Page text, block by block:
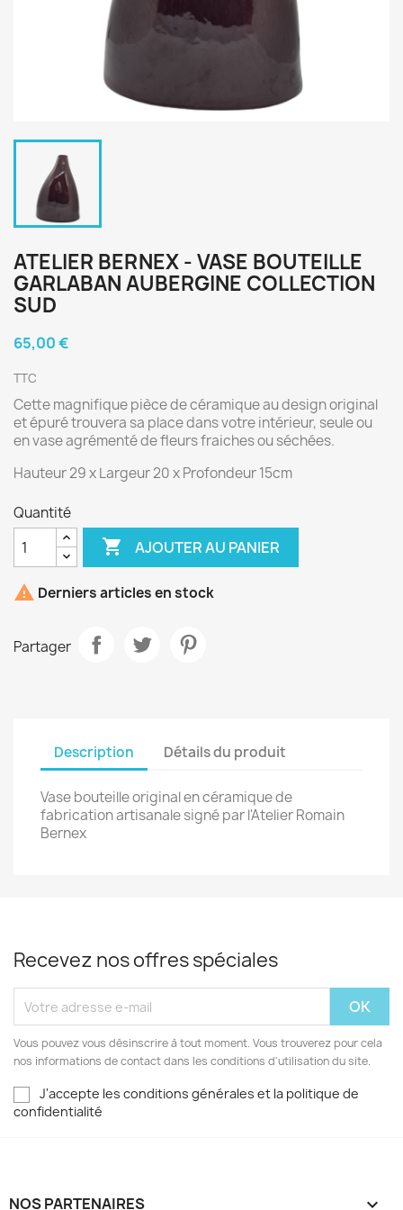
ATELIER BERNEX - VASE BOUTEILLE
GARLABAN AUBERGINE COLLECTION
SUD
65,00 €
TTC
Cette magnifique pièce de céramique au design original
et épuré trouvera sa place dans votre intérieur, seule ou
en vase agrémenté de fleurs fraiches ou séchées.
Hauteur 29 x Largeur 20 x Profondeur 15cm
Quantité
 AJOUTER AU PANIER
 Derniers articles en stock
Partager
Description Détails du produit
Vase bouteille original en céramique de
fabrication artisanale signé par l'Atelier Romain
Bernex
Recevez nos offres spéciales
Vous pouvez vous désinscrire à tout moment. Vous trouverez pour cela
nos informations de contact dans les conditions d'utilisation du site.
J'accepte les conditions générales et la politique de
confidentialité
NOS PARTENAIRES 